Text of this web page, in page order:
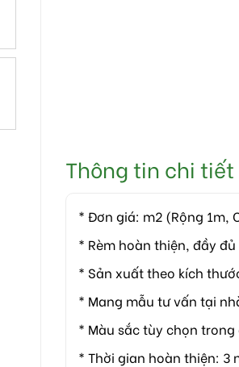
Thông tin chi tiết
* Đơn giá: m2 (Rộng 1m,
* Rèm hoàn thiện, đầy
* Sản xuất theo kích
* Mang mẫu tư vấn tại
* Màu sắc tùy chọn
* Thời gian hoàn thiện: 3